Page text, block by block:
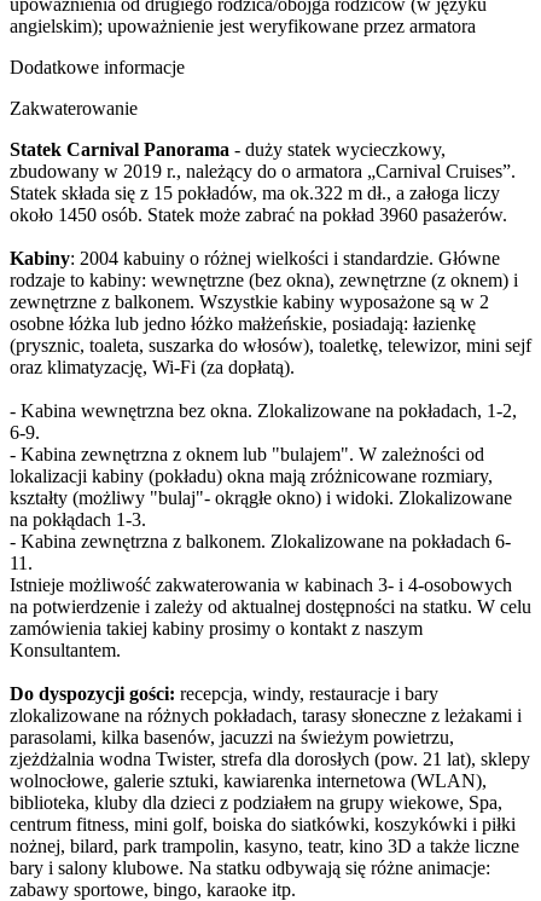
upoważnienia od drugiego rodzica/obojga rodziców (w języku
angielskim); upoważnienie jest weryfikowane przez armatora
Dodatkowe informacje
Zakwaterowanie
Statek Carnival Panorama - duży statek wycieczkowy,
zbudowany w 2019 r., należący do o armatora „Carnival Cruises”.
Statek składa się z 15 pokładów, ma ok.322 m dł., a załoga liczy
około 1450 osób. Statek może zabrać na pokład 3960 pasażerów.
Kabiny: 2004 kabuiny o różnej wielkości i standardzie. Główne
rodzaje to kabiny: wewnętrzne (bez okna), zewnętrzne (z oknem) i
zewnętrzne z balkonem. Wszystkie kabiny wyposażone są w 2
osobne łóżka lub jedno łóżko małżeńskie, posiadają: łazienkę
(prysznic, toaleta, suszarka do włosów), toaletkę, telewizor, mini sejf
oraz klimatyzację, Wi-Fi (za dopłatą).
- Kabina wewnętrzna bez okna. Zlokalizowane na pokładach, 1-2,
6-9.
- Kabina zewnętrzna z oknem lub "bulajem". W zależności od
lokalizacji kabiny (pokładu) okna mają zróżnicowane rozmiary,
kształty (możliwy "bulaj"- okrągłe okno) i widoki. Zlokalizowane
na pokłądach 1-3.
- Kabina zewnętrzna z balkonem. Zlokalizowane na pokładach 6-
11.
Istnieje możliwość zakwaterowania w kabinach 3- i 4-osobowych
na potwierdzenie i zależy od aktualnej dostępności na statku. W celu
zamówienia takiej kabiny prosimy o kontakt z naszym
Konsultantem.
Do dyspozycji gości: recepcja, windy, restauracje i bary
zlokalizowane na różnych pokładach, tarasy słoneczne z leżakami i
parasolami, kilka basenów, jacuzzi na świeżym powietrzu,
zjeżdżalnia wodna Twister, strefa dla dorosłych (pow. 21 lat), sklepy
wolnocłowe, galerie sztuki, kawiarenka internetowa (WLAN),
biblioteka, kluby dla dzieci z podziałem na grupy wiekowe, Spa,
centrum fitness, mini golf, boiska do siatkówki, koszykówki i piłki
nożnej, bilard, park trampolin, kasyno, teatr, kino 3D a także liczne
bary i salony klubowe. Na statku odbywają się różne animacje:
zabawy sportowe, bingo, karaoke itp.